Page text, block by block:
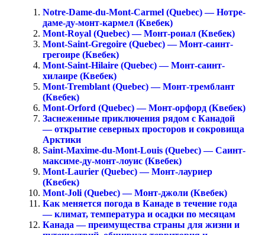
Notre-Dame-du-Mont-Carmel (Quebec) — Нотре-
даме-ду-монт-кармел (Квебек)
Mont-Royal (Quebec) — Монт-роиал (Квебек)
Mont-Saint-Gregoire (Quebec) — Монт-саинт-
грегоире (Квебек)
Mont-Saint-Hilaire (Quebec) — Монт-саинт-
хилаире (Квебек)
Mont-Tremblant (Quebec) — Монт-тремблант
(Квебек)
Mont-Orford (Quebec) — Монт-орфорд (Квебек)
Заснеженные приключения рядом с Канадой
— открытие северных просторов и сокровища
Арктики
Saint-Maxime-du-Mont-Louis (Quebec) — Саинт-
максиме-ду-монт-лоуис (Квебек)
Mont-Laurier (Quebec) — Монт-лауриер
(Квебек)
Mont-Joli (Quebec) — Монт-джоли (Квебек)
Как меняется погода в Канаде в течение года
— климат, температура и осадки по месяцам
Канада — преимущества страны для жизни и